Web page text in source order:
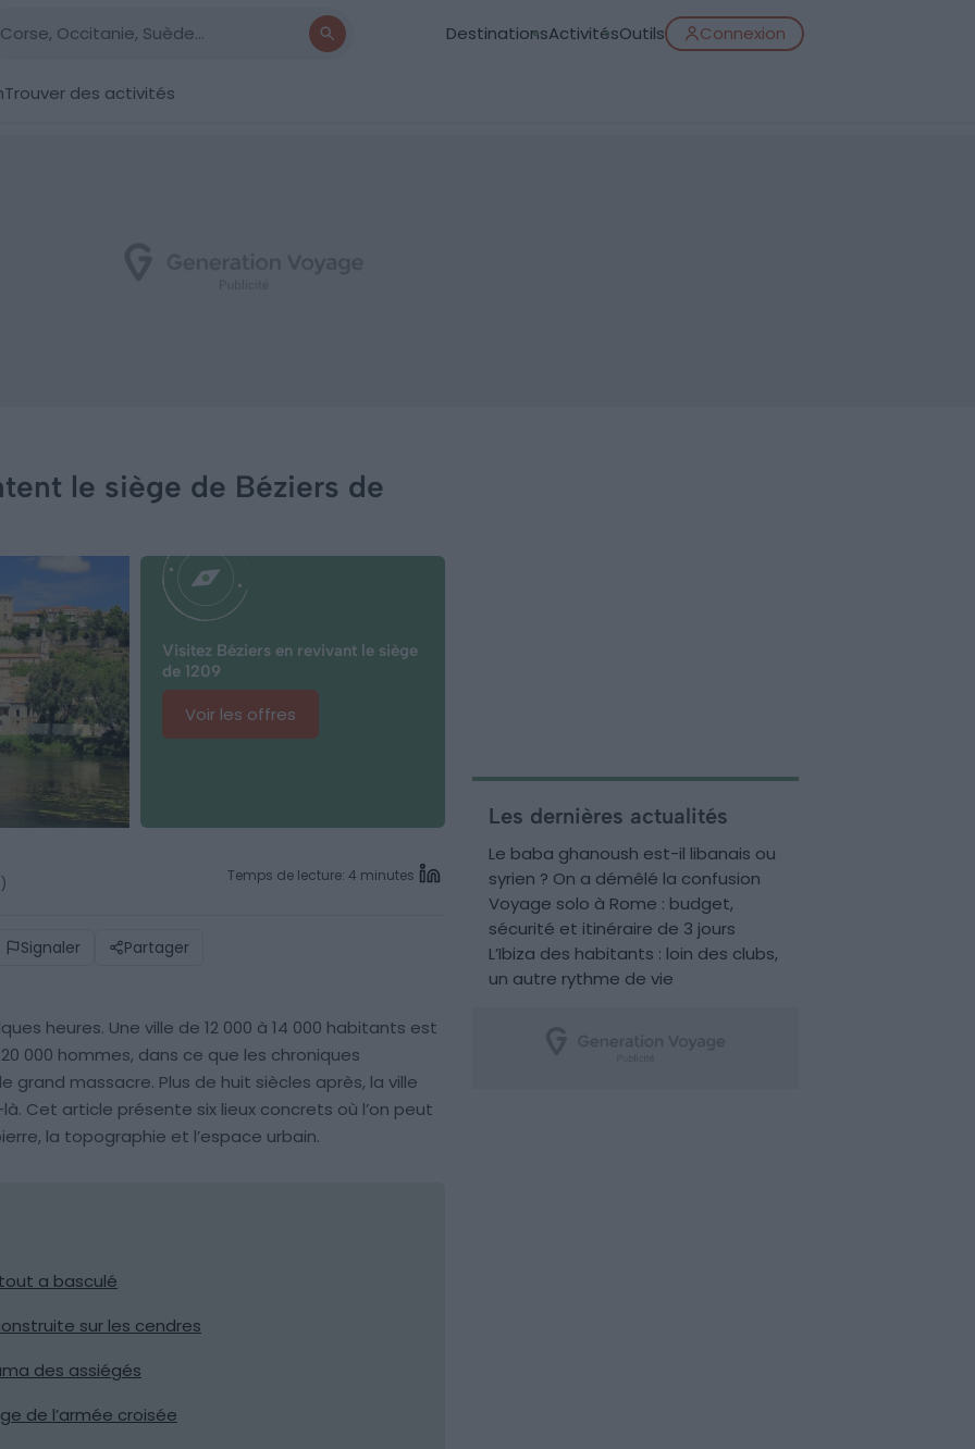
DestinationsActivitésOutils Connexion
Trouver des activités
le siège de Béziers de
Visitez Béziers en revivant le siège
de 1209
Voir les offres
Temps de lecture: 4 minutes
Signaler Partager
heures. Une ville de 12 000 à 14 000 habitants est
000 hommes, dans ce que les chroniques
grand massacre. Plus de huit siècles après, la ville
Cet article présente six lieux concrets où l’on peut
la topographie et l’espace urbain.
a basculé
sur les cendres
des assiégés
de l’armée croisée
Les dernières actualités
Le baba ghanoush est-il libanais ou
syrien ? On a démêlé la confusion
Voyage solo à Rome : budget,
sécurité et itinéraire de 3 jours
L’Ibiza des habitants : loin des clubs,
un autre rythme de vie